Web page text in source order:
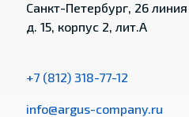
Санкт-Петербург, 26
д. 15, корпус 2, лит.А
+7 (812) 318-77-12
info@argus-company.ru